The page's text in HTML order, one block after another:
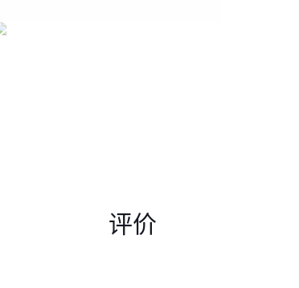
评价